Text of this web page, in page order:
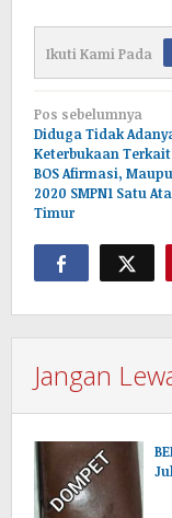
Ikuti Kami Pada
Navigasi
pos
Pos sebelumnya
Diduga Tidak
Keterbukaan
BOS Afirmasi,
2020 SMPN1 Satu
Timur
Jangan